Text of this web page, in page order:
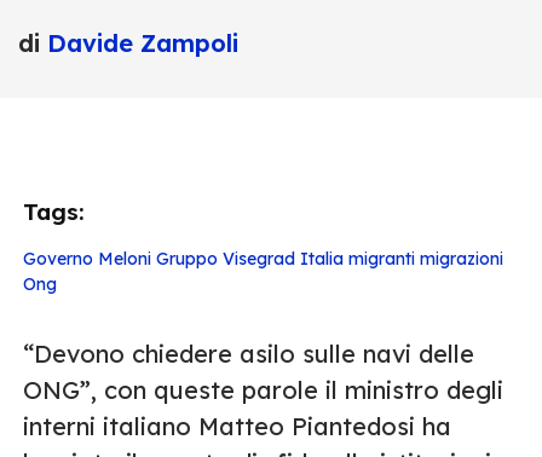
di Davide Zampoli
Tags:
Governo Meloni Gruppo Visegrad Italia migranti migrazioni
Ong
“Devono chiedere asilo sulle navi delle
ONG”, con queste parole il ministro degli
interni italiano Matteo Piantedosi ha